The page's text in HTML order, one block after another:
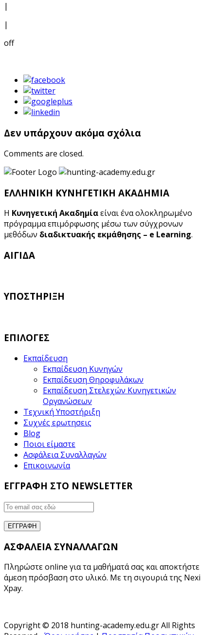
|
|
off
Δεν υπάρχουν ακόμα σχόλια
Comments are closed.
ΕΛΛΗΝΙΚΗ ΚΥΝΗΓΕΤΙΚΗ ΑΚΑΔΗΜΙΑ
Η Κυνηγετική Ακαδημίαείναι ένα ολοκληρωμένο
πρόγραμμα επιμόρφωσης μέσω των σύγχρονων
μεθόδων διαδικτυακής εκμάθησης – e Learning.
ΑΙΓΙΔΑ
ΥΠΟΣΤΗΡΙΞΗ
ΕΠΙΛΟΓΕΣ
Εκπαίδευση
Εκπαίδευση Κυνηγών
Εκπαίδευση Θηροφυλάκων
Εκπαίδευση Στελεχών Κυνηγετικών
Οργανώσεων
Τεχνική Υποστήριξη
Συχνές ερωτησεις
Blog
Ποιοι είμαστε
Ασφάλεια Συναλλαγών
Επικοινωνία
ΕΓΓΡΑΦΗ ΣΤΟ NEWSLETTER
ΑΣΦΑΛΕΙΑ ΣΥΝΑΛΛΑΓΩΝ
Πληρώστε online για τα μαθήματά σας και αποκτήστε
άμεση πρόσβαση στο υλικό. Με τη σιγουριά της Nexi
Xpay.
Copyright © 2018 hunting-academy.edu.gr All Rights